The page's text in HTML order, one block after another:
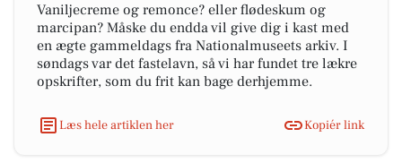
Vaniljecreme og remonce? eller flødeskum og
marcipan? Måske du endda vil give dig i kast med
en ægte gammeldags fra Nationalmuseets arkiv. I
søndags var det fastelavn, så vi har fundet tre lækre
opskrifter, som du frit kan bage derhjemme.
Læs hele artiklen her Kopiér link